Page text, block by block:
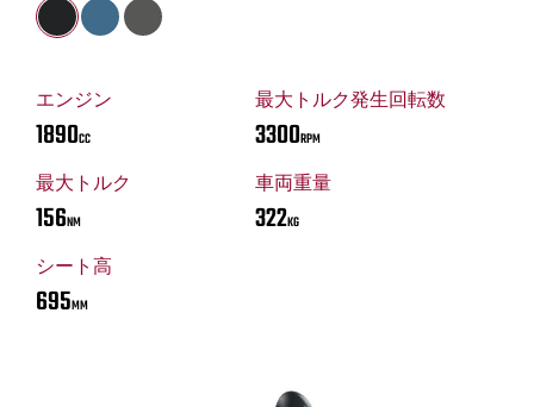
エンジン
1890CC
最大トルク発生回転数
3300RPM
最大トルク
156NM
車両重量
322KG
シート高
695MM